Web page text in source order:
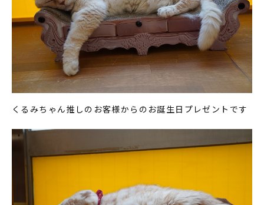
くるみちゃん推しのお客様からのお誕生日プレゼントです